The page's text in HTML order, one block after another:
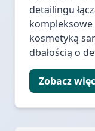
detailingu
kompleksowe
kosmetyką
dbałością o
Zobacz